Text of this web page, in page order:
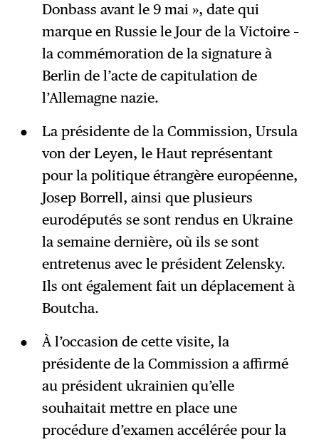
Donbass avant le 9 mai », date qui
marque en Russie le Jour de la Victoire –
la commémoration de la signature à
Berlin de l’acte de capitulation de
l’Allemagne nazie.
La présidente de la Commission, Ursula
von der Leyen, le Haut représentant
pour la politique étrangère européenne,
Josep Borrell, ainsi que plusieurs
eurodéputés se sont rendus en Ukraine
la semaine dernière, où ils se sont
entretenus avec le président Zelensky.
Ils ont également fait un déplacement à
Boutcha.
À l’occasion de cette visite, la
présidente de la Commission a affirmé
au président ukrainien qu’elle
souhaitait mettre en place une
procédure d’examen accélérée pour la